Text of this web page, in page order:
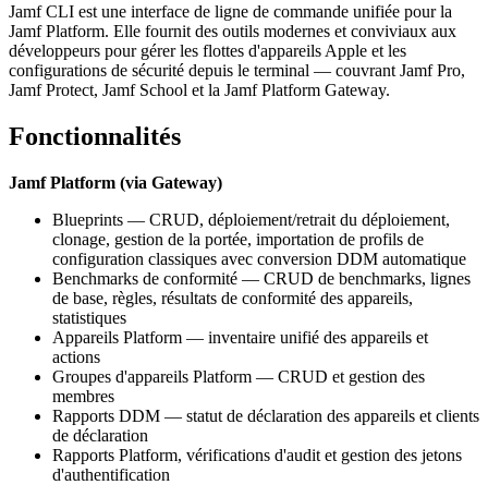
Jamf CLI est une interface de ligne de commande unifiée pour la
Jamf Platform. Elle fournit des outils modernes et conviviaux aux
développeurs pour gérer les flottes d'appareils Apple et les
configurations de sécurité depuis le terminal — couvrant Jamf Pro,
Jamf Protect, Jamf School et la Jamf Platform Gateway.
Fonctionnalités
Jamf Platform (via Gateway)
Blueprints — CRUD, déploiement/retrait du déploiement,
clonage, gestion de la portée, importation de profils de
configuration classiques avec conversion DDM automatique
Benchmarks de conformité — CRUD de benchmarks, lignes
de base, règles, résultats de conformité des appareils,
statistiques
Appareils Platform — inventaire unifié des appareils et
actions
Groupes d'appareils Platform — CRUD et gestion des
membres
Rapports DDM — statut de déclaration des appareils et clients
de déclaration
Rapports Platform, vérifications d'audit et gestion des jetons
d'authentification